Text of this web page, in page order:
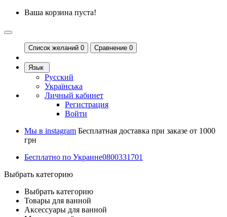
Ваша корзина пуста!
Список желаний 0 Сравнение 0
Язык
Русский
Українська
Личный кабинет
Регистрация
Войти
Мы в instagram Бесплатная доставка при заказе от 1000
грн
Бесплатно по Украине0800331701
Выбрать категорию
Выбрать категорию
Товары для ванной
Аксессуары для ванной